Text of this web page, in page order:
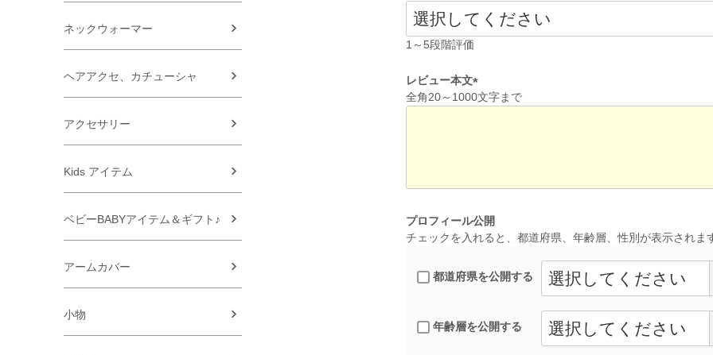
ネックウォーマー
ヘアアクセ、カチューシャ
アクセサリー
Kids アイテム
ベビーBABYアイテム＆ギフト♪
アームカバー
小物
(
必
須
1～5段階評価
レビュー本文
(
全角20～1000文字まで
プロフィール公開
チェックを入れると、都道府県、年齢層、性別が表示されま
都道府県を公開する
年齢層を公開する